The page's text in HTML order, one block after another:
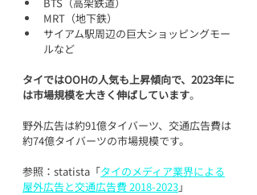
MRT（地下鉄）
サイアム駅周辺の巨大ショッピングモー
ルなど
タイではOOHの人気も上昇傾向で、2023年に
は市場規模を大きく伸ばしています。
野外広告は約91億タイバーツ、交通広告費は
約74億タイバーツの市場規模です。
参照：statista「タイのメディア業界による
屋外広告と交通広告費 2018-2023」